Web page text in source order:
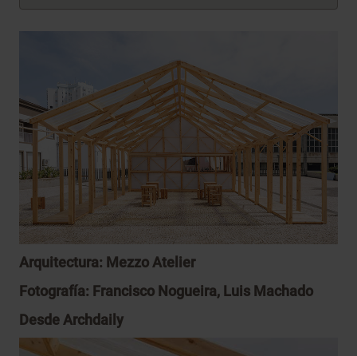
Arquitectura: Mezzo Atelier
Fotografía: Francisco Nogueira, Luis Machado
Desde Archdaily